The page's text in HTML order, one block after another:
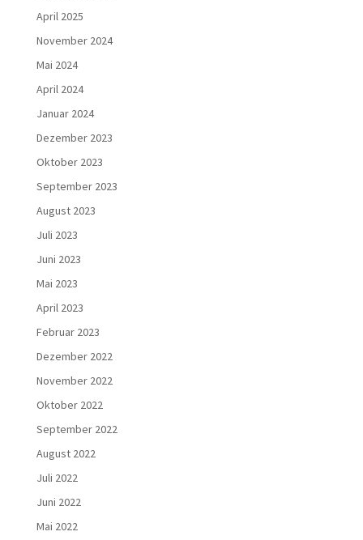
April 2025
November 2024
Mai 2024
April 2024
Januar 2024
Dezember 2023
Oktober 2023
September 2023
August 2023
Juli 2023
Juni 2023
Mai 2023
April 2023
Februar 2023
Dezember 2022
November 2022
Oktober 2022
September 2022
August 2022
Juli 2022
Juni 2022
Mai 2022